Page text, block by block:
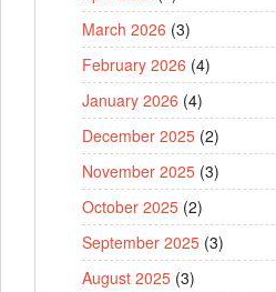
March 2026 (3)
February 2026 (4)
January 2026 (4)
December 2025 (2)
November 2025 (3)
October 2025 (2)
September 2025 (3)
August 2025 (3)